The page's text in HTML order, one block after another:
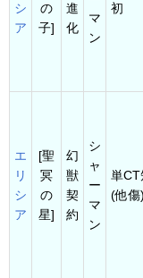
シ
ア
の
子]
進
化
マ
ン
初
エ
リ
シ
ア
[聖
冥
の
星]
幻
獣
契
約
シ
ャ
ー
マ
ン
単CT
(他傷)